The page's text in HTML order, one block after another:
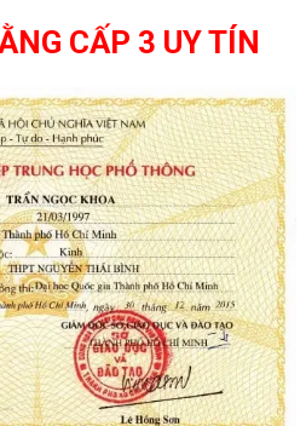
CẤP 3 UY TÍN